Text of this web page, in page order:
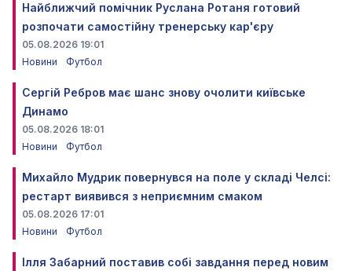
Найближчий помічник Руслана Ротаня готовий
розпочати самостійну тренерську кар'єру
05.08.2026 19:01
Новини
Футбол
Сергій Ребров має шанс знову очолити київське
Динамо
05.08.2026 18:01
Новини
Футбол
Михайло Мудрик повернувся на поле у складі Челсі:
рестарт виявився з неприємним смаком
05.08.2026 17:01
Новини
Футбол
Ілля Забарний поставив собі завдання перед новим